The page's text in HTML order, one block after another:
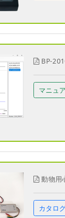
BP-
マニュ
動物用
カタロ